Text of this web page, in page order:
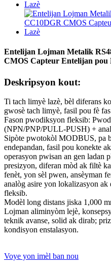
Entelijan Lojman Metalik
CMOS Capteur Entelijan pou
Deskripsyon kout:
Ti tach limyè lazè, bèl diferans
gwosè tach limyè, fasil pou fè
Fason pwodiksyon fleksib:
(NPN/PNP/PULL-PUSH) +
Sipòte pwotokòl MODBUS, pa
endepandan, fasil pou konekte
operasyon pwisan an gen ladan
presizyon, diferan mòd ak filtè
fenèt, yon sèl pwen, ansèyman
analòg asire yon lokalizasyon ak
fleksib.
Modèl long distans jiska 1,000
Lojman aliminyòm lejè,
teknik avanse, solid ak dirab;
kondisyon enstalasyon.
Voye yon imèl ban nou